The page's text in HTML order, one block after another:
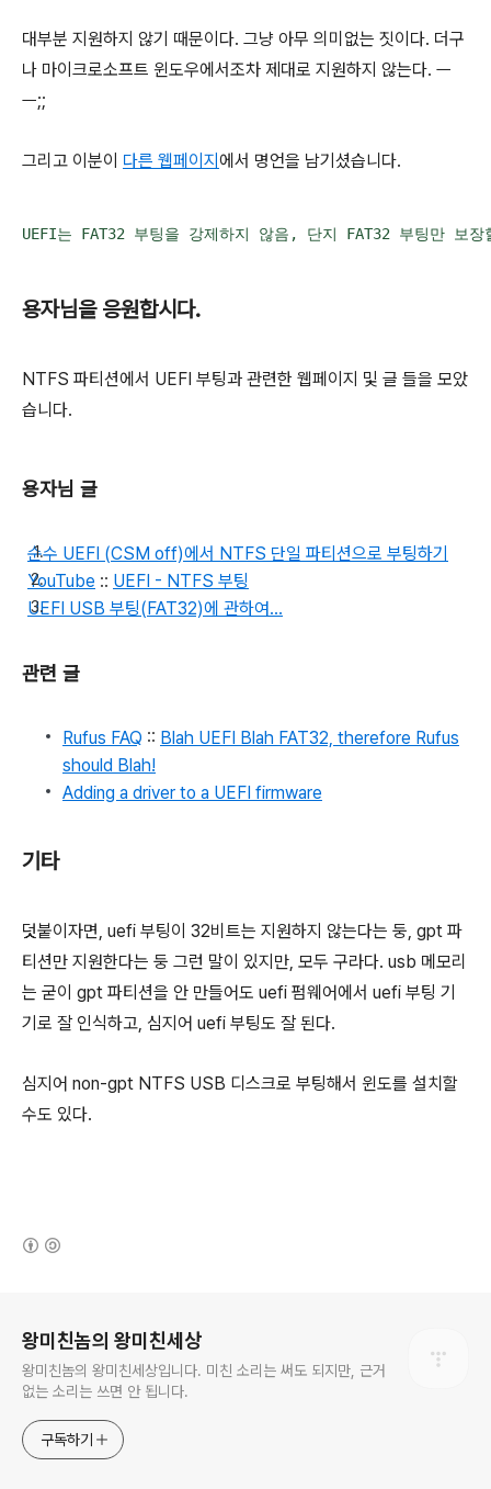
대부분 지원하지 않기 때문이다. 그냥 아무 의미없는 짓이다. 더구
나 마이크로소프트 윈도우에서조차 제대로 지원하지 않는다. ㅡ
ㅡ;;
그리고 이분이 다른 웹페이지에서 명언을 남기셨습니다.
UEFI는 FAT32 부팅을 강제하지 않음, 단지 FAT32 부팅만
용자님을 응원합시다.
NTFS 파티션에서 UEFI 부팅과 관련한 웹페이지 및 글 들을 모았
습니다.
용자님 글
순수 UEFI (CSM off)에서 NTFS 단일 파티션으로 부팅하기
YouTube :: UEFI - NTFS 부팅
UEFI USB 부팅(FAT32)에 관하여...
관련 글
Rufus FAQ :: Blah UEFI Blah FAT32, therefore Rufus
should Blah!
Adding a driver to a UEFI firmware
기타
덧붙이자면, uefi 부팅이 32비트는 지원하지 않는다는 둥, gpt 파
티션만 지원한다는 둥 그런 말이 있지만, 모두 구라다. usb 메모리
는 굳이 gpt 파티션을 안 만들어도 uefi 펌웨어에서 uefi 부팅 기
기로 잘 인식하고, 심지어 uefi 부팅도 잘 된다.
심지어 non-gpt NTFS USB 디스크로 부팅해서 윈도를 설치할
수도 있다.
왕미친놈의 왕미친세상
왕미친놈의 왕미친세상입니다. 미친 소리는 써도 되지만, 근거
없는 소리는 쓰면 안 됩니다.
구독하기